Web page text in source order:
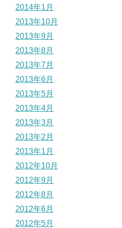
2014年1月
2013年10月
2013年9月
2013年8月
2013年7月
2013年6月
2013年5月
2013年4月
2013年3月
2013年2月
2013年1月
2012年10月
2012年9月
2012年8月
2012年6月
2012年5月